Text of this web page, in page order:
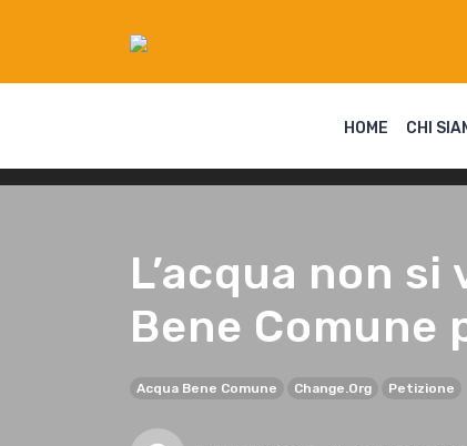
HOME CHI
L’acqua non
Bene
Acqua Bene Comune Change.org Petizione